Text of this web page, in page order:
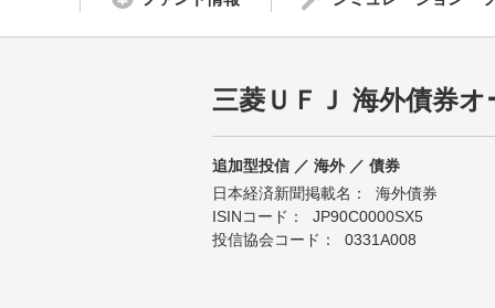
三菱ＵＦＪ 海外債券オ
追加型投信 ／ 海外 ／ 債券
日本経済新聞掲載名：
海外債券
ISINコード：
JP90C0000SX5
投信協会コード：
0331A008